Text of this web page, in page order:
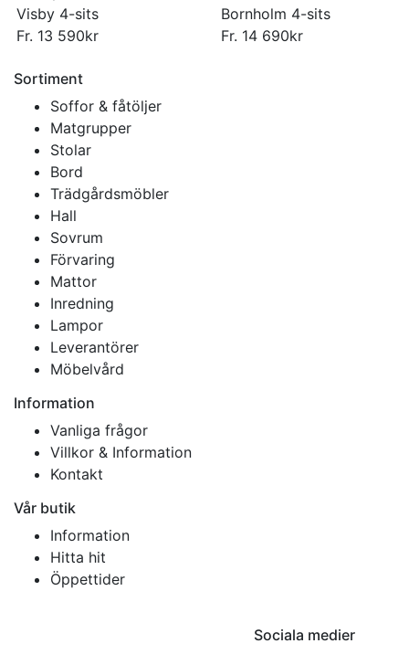
Visby 4-sits
Fr. 13 590kr
Bornholm 4-sits
Fr. 14 690kr
Sortiment
Soffor & fåtöljer
Matgrupper
Stolar
Bord
Trädgårdsmöbler
Hall
Sovrum
Förvaring
Mattor
Inredning
Lampor
Leverantörer
Möbelvård
Information
Vanliga frågor
Villkor & Information
Kontakt
Vår butik
Information
Hitta hit
Öppettider
Sociala medier